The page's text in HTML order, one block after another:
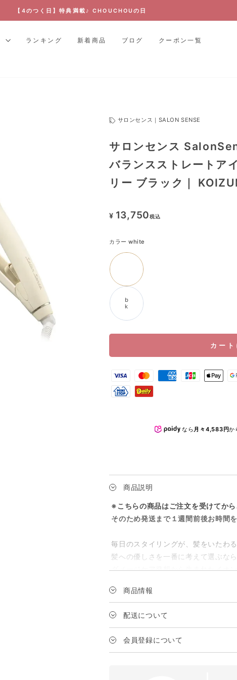
ス
ラ
【4のつく日】特典満載♪ CHOUCHOUの日
ランキング 新着商品 ブログ クーポン一覧
サロンセンス｜SALON SENSE
サロンセンス
バランスストレートア
リー ブラック｜
¥ 13,750税込
カラーwhite
b
k
カート
なら 月々4,583円か
商品説明
※こちらの商品はご注文を受けてから
そのため発送まで１週間前後お時間
毎日のスタイリングが、髪をいたわる
髪への優しさを一番に考えて選ぶな
ダメージケア発想から生まれたイオ
カラーやパーマを繰り返していたん
◆商品情報
商品情報
メーカー
配送について
会員登録について